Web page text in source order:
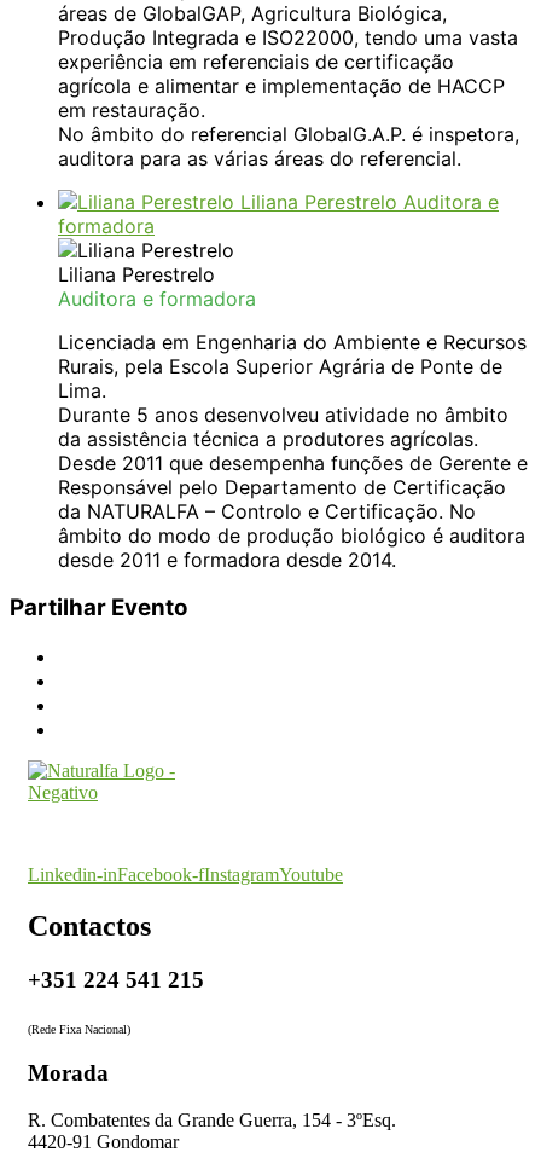
áreas de GlobalGAP, Agricultura Biológica,
Produção Integrada e ISO22000, tendo uma vasta
experiência em referenciais de certificação
agrícola e alimentar e implementação de HACCP
em restauração.
No âmbito do referencial GlobalG.A.P. é inspetora,
auditora para as várias áreas do referencial.
Liliana Perestrelo Auditora e
formadora
Liliana Perestrelo
Auditora e formadora
Licenciada em Engenharia do Ambiente e Recursos
Rurais, pela Escola Superior Agrária de Ponte de
Lima.
Durante 5 anos desenvolveu atividade no âmbito
da assistência técnica a produtores agrícolas.
Desde 2011 que desempenha funções de Gerente e
Responsável pelo Departamento de Certificação
da NATURALFA – Controlo e Certificação. No
âmbito do modo de produção biológico é auditora
desde 2011 e formadora desde 2014.
Partilhar Evento
Linkedin-inFacebook-fInstagramYoutube
Contactos
+351 224 541 215
(Rede Fixa Nacional)
Morada
R. Combatentes da Grande Guerra, 154 - 3ºEsq.
4420-91 Gondomar